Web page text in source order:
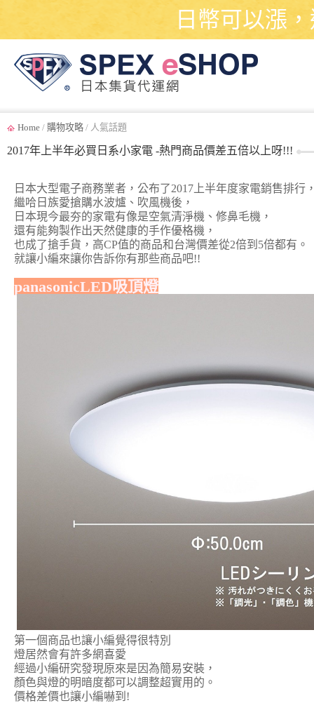
日幣可以漲
Home / 購物攻略 / 人氣話題
2017年上半年必買日系小家電 -熱門商品價差五倍以上呀!!!
日本大型電子商務業者，公布了2017上半年度家電銷售排行
繼哈日族愛搶購水波爐、吹風機後，
日本現今最夯的家電有像是空氣清淨機、修鼻毛機，
還有能夠製作出天然健康的手作優格機，
也成了搶手貨，高CP值的商品和台灣價差從2倍到5倍都有。
就讓小編來讓你告訴你有那些商品吧!!
panasonicLED吸頂燈
第一個商品也讓小編覺得很特別
燈居然會有許多網喜愛
經過小編研究發現原來是因為簡易安裝，
顏色與燈的明暗度都可以調整超實用的。
價格差價也讓小編嚇到!